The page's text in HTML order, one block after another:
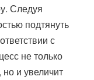
Следуя
подтянуть
с
не только
но и увеличит